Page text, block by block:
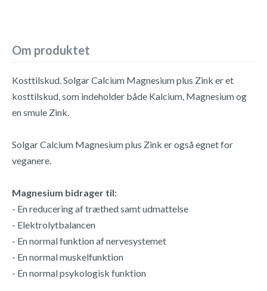
Om produktet
Kosttilskud. Solgar Calcium Magnesium plus Zink er et
kosttilskud, som indeholder både Kalcium, Magnesium og
en smule Zink.
Solgar Calcium Magnesium plus Zink er også egnet for
veganere.
Magnesium bidrager til:
- En reducering af træthed samt udmattelse
- Elektrolytbalancen
- En normal funktion af nervesystemet
- En normal muskelfunktion
- En normal psykologisk funktion